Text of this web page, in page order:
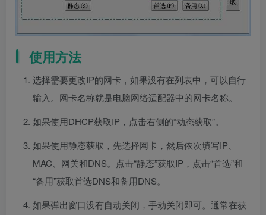
使用方法
选择需要更改IP的网卡，如果没有在列表中，可以自行
输入。网卡名称就是电脑网络适配器中的网卡名称。
如果使用DHCP获取IP，点击右侧的“动态获取”。
如果使用静态获取，先选择网卡，然后依次填写IP、
MAC、网关和DNS。点击“静态”获取IP，点击“首选”和
“备用”获取首选DNS和备用DNS。
如果弹出窗口没有自动关闭，手动关闭即可。通常在获